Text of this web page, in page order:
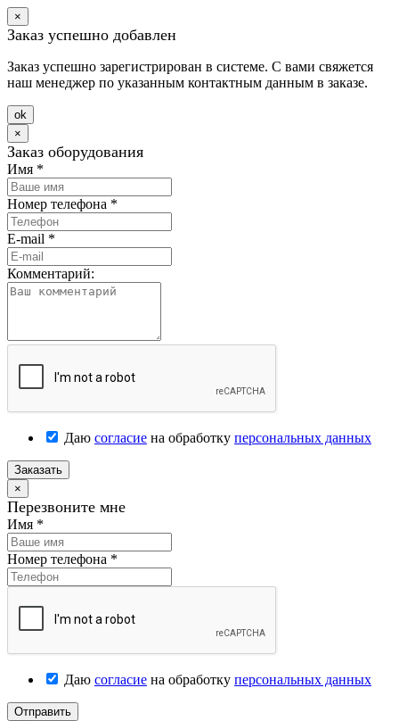
×
Заказ успешно добавлен
Заказ успешно зарегистрирован в системе. С вами свяжется
наш менеджер по указанным контактным данным в заказе.
оk
×
Заказ оборудования
Имя *
Номер телефона *
E-mail *
Комментарий:
Даю согласие на обработку персональных данных
Заказать
×
Перезвоните мне
Имя *
Номер телефона *
Даю согласие на обработку персональных данных
Отправить